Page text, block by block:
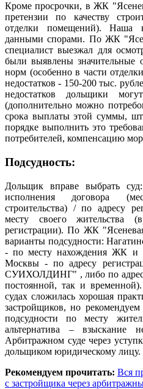
Кроме просрочки, в ЖК
претензии по качеству
отделки помещений). Наша
данными спорами. По ЖК
специалист выезжал для
были выявлены значительные
норм (особенно в части
недостатков - 150-200 тыс.
недостатков дольщики
(дополнительно можно
срока выплаты этой суммы,
порядке выполнить это
потребителей, компенсацию
Подсудность:
Дольщик вправе выбрать
исполнения договора
строительства) / по адресу
месту своего жительства
регистрации). По ЖК
варианты подсудности:
- по месту нахождения ЖК и
Москвы - по адресу
СУИХОЛДИНГ" , либо по
постоянной, так и
судах сложилась хорошая
застройщиков, но
подсудности по месту
альтернатива – взыскание
Арбитражном суде через
дольщиком юридическому лицу.
Рекомендуем прочитать: Вся
с застройщика через